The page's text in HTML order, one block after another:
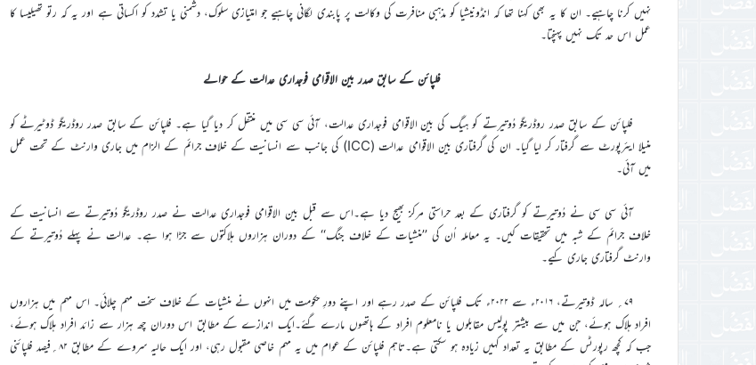
نہیں کرنا چاہیے۔ ان کا یہ بھی کہنا تھا کہ انڈونیشیا کو مذہبی منافرت کی وکالت پر پابندی لگانی چاہیے جو امتیازی سلوک، دشمنی یا تشدد کو اکساتی ہے اور یہ کہ رتو تھیلیسا کا
عمل اس حد تک نہیں پہنچتا۔
فلپائن کے سابق صدر بین الاقوامی فوجداری عدالت کے حوالے
فلپائن کے سابق صدر روڈریگو دُوتیرتے کو ہیگ کی بین الاقوامی فوجداری عدالت، آئی سی سی میں منتقل کر دیا گیا ہے۔ فلپائن کے سابق صدر روڈریگو ڈوٹیرٹے کو
منیلا ایئرپورٹ سے گرفتار کر لیا گیا۔ ان کی گرفتاری بین الاقوامی عدالت (ICC) کی جانب سے انسانیت کے خلاف جرائم کے الزام میں جاری وارنٹ کے تحت عمل
میں آئی۔
آئی سی سی نے دُوتیرتے کو گرفتاری کے بعد حراستی مرکز بھیج دیا ہے۔اس سے قبل بین الاقوامی فوجداری عدالت نے صدر روڈریگو دُوتیرتے سے انسانیت کے
خلاف جرائم کے شبہ میں تحقیقات کیں۔ یہ معاملہ اُن کی ’’منشیات کے خلاف جنگ‘‘ کے دوران ہزاروں ہلاکتوں سے جڑا ہوا ہے۔ عدالت نے پہلے دُوتیرتے کے
وارنٹ گرفتاری جاری کیے۔
۷۹؍ سالہ ڈوتیرتے، ۲۰۱۶ء سے ۲۰۲۲ء تک فلپائن کے صدر رہے اور اپنے دورِ حکومت میں انہوں نے منشیات کے خلاف سخت مہم چلائی۔ اس مہم میں ہزاروں
افراد ہلاک ہوئے، جن میں سے بیشتر پولیس مقابلوں یا نامعلوم افراد کے ہاتھوں مارے گئے۔ایک اندازے کے مطابق اس دوران چھ ہزار سے زائد افراد ہلاک ہوئے،
جب کہ کچھ رپورٹس کے مطابق یہ تعداد کہیں زیادہ ہو سکتی ہے۔تاہم فلپائن کے عوام میں یہ مہم خاصی مقبول رہی، اور ایک حالیہ سروے کے مطابق ۸۲؍فیصد فلپائنی